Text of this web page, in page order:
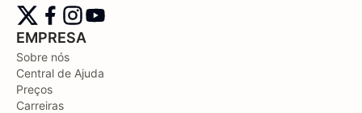
EMPRESA
Sobre nós
Central de Ajuda
Preços
Carreiras